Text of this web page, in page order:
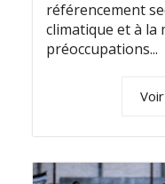
référencement
climatique et à la
préoccupations...